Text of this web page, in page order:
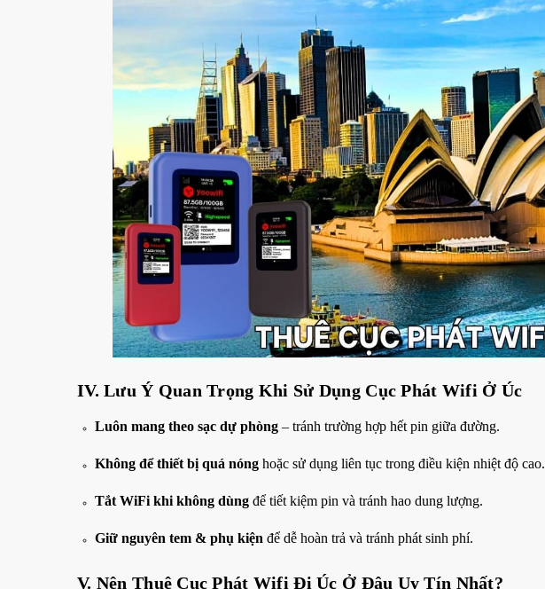
IV.Lưu Ý Quan Trọng Khi Sử Dụng Cục Phát Wifi Ở Úc
Luôn mang theo sạc dự phòng – tránh trường hợp hết pin giữa đường.
Không để thiết bị quá nóng hoặc sử dụng liên tục trong điều kiện nhiệt độ cao.
Tắt WiFi khi không dùng để tiết kiệm pin và tránh hao dung lượng.
Giữ nguyên tem & phụ kiện để dễ hoàn trả và tránh phát sinh phí.
V. Nên Thuê Cục Phát Wifi Đi Úc Ở Đâu Uy Tín Nhất?